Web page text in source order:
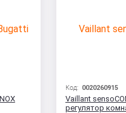
Код: 0020260915
Vaillant
регулятор